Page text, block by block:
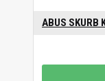
ABUS SKURB